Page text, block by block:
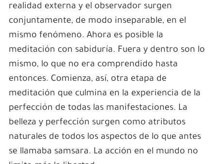
realidad externa y el observador surgen
conjuntamente, de modo inseparable, en el
mismo fenómeno. Ahora es posible la
meditación con sabiduría. Fuera y dentro son lo
mismo, lo que no era comprendido hasta
entonces. Comienza, así, otra etapa de
meditación que culmina en la experiencia de la
perfección de todas las manifestaciones. La
belleza y perfección surgen como atributos
naturales de todos los aspectos de lo que antes
se llamaba samsara. La acción en el mundo no